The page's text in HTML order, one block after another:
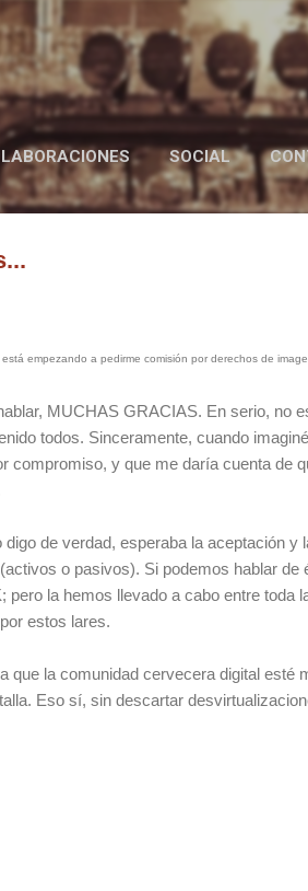
contenido principal
SOCIAL
IN ENGLISH
empezando a pedirme comisión por derechos de
MUCHAS GRACIAS. En serio, no
todos. Sinceramente, cuando
compromiso, y que me daría cuenta de
de verdad, esperaba la aceptación y
o pasivos). Si podemos hablar de
pero la hemos llevado a cabo entre toda
estos lares.
que la comunidad cervecera digital esté
Eso sí, sin descartar